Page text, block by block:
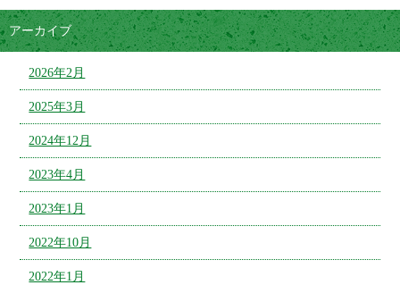
アーカイブ
2026年2月
2025年3月
2024年12月
2023年4月
2023年1月
2022年10月
2022年1月